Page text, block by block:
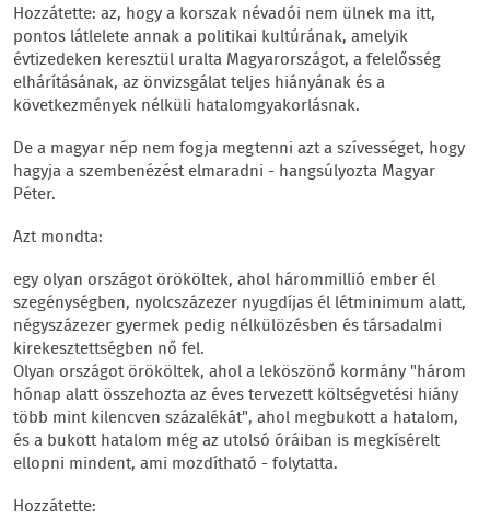
Hozzátette: az, hogy a korszak névadói nem ülnek ma itt,
pontos látlelete annak a politikai kultúrának, amelyik
évtizedeken keresztül uralta Magyarországot, a felelősség
elhárításának, az önvizsgálat teljes hiányának és a
következmények nélküli hatalomgyakorlásnak.
De a magyar nép nem fogja megtenni azt a szívességet, hogy
hagyja a szembenézést elmaradni - hangsúlyozta Magyar
Péter.
Azt mondta:
egy olyan országot örököltek, ahol hárommillió ember él
szegénységben, nyolcszázezer nyugdíjas él létminimum alatt,
négyszázezer gyermek pedig nélkülözésben és társadalmi
kirekesztettségben nő fel.
Olyan országot örököltek, ahol a leköszönő kormány "három
hónap alatt összehozta az éves tervezett költségvetési hiány
több mint kilencven százalékát", ahol megbukott a hatalom,
és a bukott hatalom még az utolsó óráiban is megkísérelt
ellopni mindent, ami mozdítható - folytatta.
Hozzátette: